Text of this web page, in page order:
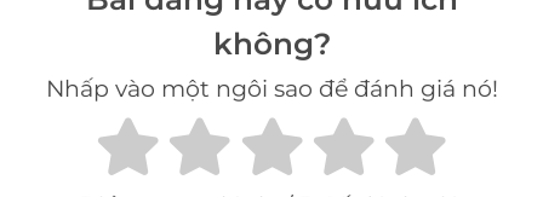
không?
Nhấp vào một ngôi sao để đánh giá nó!